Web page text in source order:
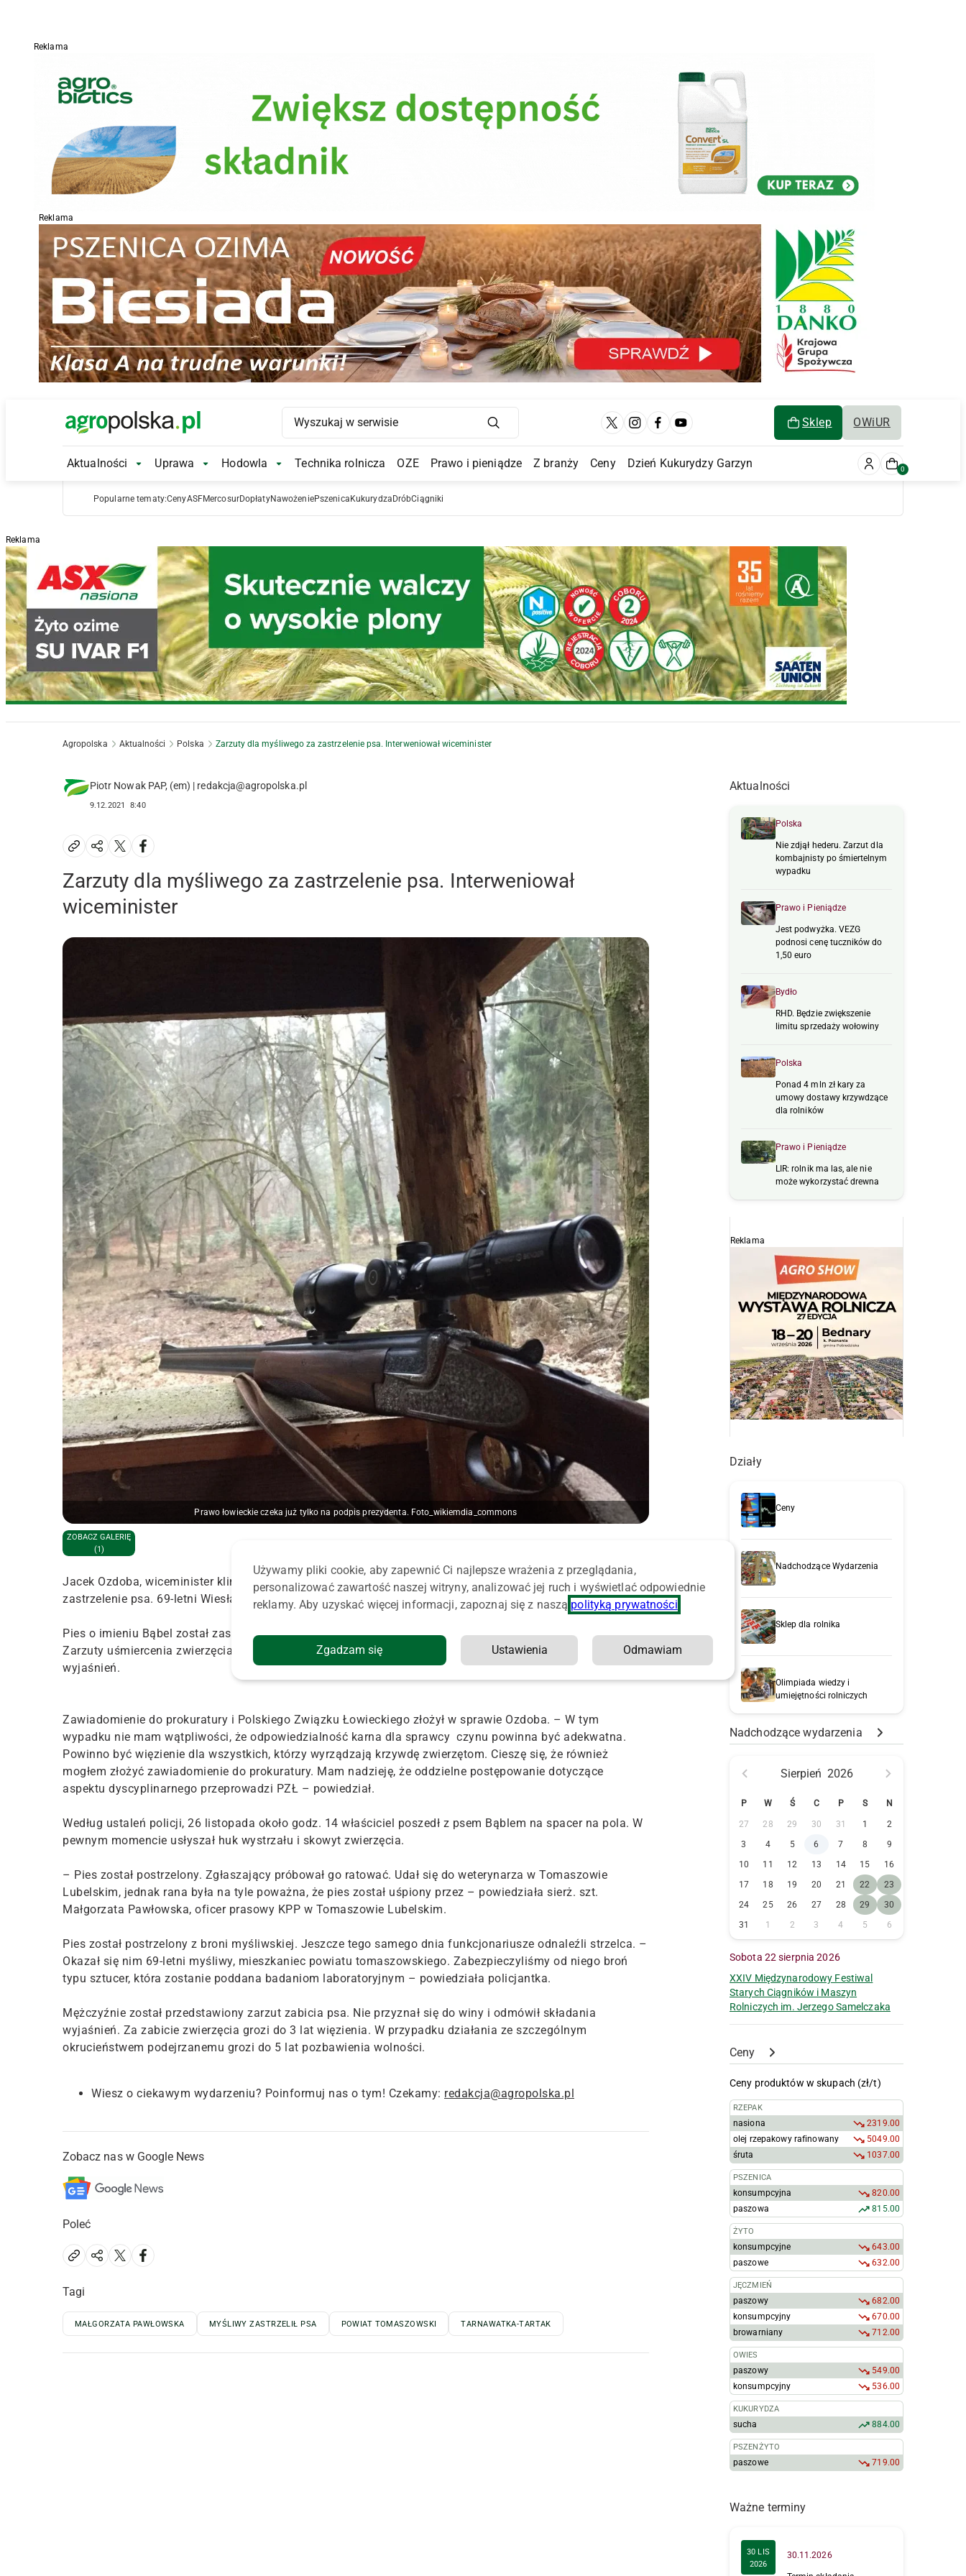
Reklama
Reklama
Main Logo Sklep OWiUR
Main Navigation
Aktualności Aktualności Submenu
Uprawa Uprawa Submenu
Hodowla Hodowla Submenu
Technika rolnicza OZE Prawo i pieniądze Z branży Ceny Dzień Kukurydzy Garzyn 0
Popularne tematy:CenyASFMercosurDopłatyNawożeniePszenica Kukurydza DróbCiągniki
Reklama
Agropolska Aktualności Polska Zarzuty dla myśliwego za zastrzelenie psa. Interweniował wiceminister
Piotr Nowak PAP, (em) | redakcja@agropolska.pl
9.12.2021 8:40
Zarzuty dla myśliwego za zastrzelenie psa. Interweniował
wiceminister
Prawo łowieckie czeka już tylko na podpis prezydenta. Foto_wikiemdia_commons
ZOBACZ GALERIĘ
(1)
Jacek Ozdoba, wiceminister klimatu i środowiska zainterweniował w sprawie myśliwego podejrzanego o
zastrzelenie psa. 69-letni Wiesław Ś. usłyszał zarzuty.
Pies o imieniu Bąbel został zastrzelony 26 listopada w pobliżu wsi Tarnawatka-Tartak (woj. lubelskie).
Zarzuty uśmiercenia zwierzęcia usłyszał myśliwy Wiesław Ś. Nie przyznał się do winy i odmówił składania
wyjaśnień.
Zawiadomienie do prokuratury i Polskiego Związku Łowieckiego złożył w sprawie Ozdoba. – W tym
wypadku nie mam wątpliwości, że odpowiedzialność karna dla sprawcy czynu powinna być adekwatna.
Powinno być więzienie dla wszystkich, którzy wyrządzają krzywdę zwierzętom. Cieszę się, że również
mogłem złożyć zawiadomienie do prokuratury. Mam nadzieję, że oddzielne postępowanie dotyczące
aspektu dyscyplinarnego przeprowadzi PZŁ – powiedział.
Według ustaleń policji, 26 listopada około godz. 14 właściciel poszedł z psem Bąblem na spacer na pola. W
pewnym momencie usłyszał huk wystrzału i skowyt zwierzęcia.
– Pies został postrzelony. Zgłaszający próbował go ratować. Udał się do weterynarza w Tomaszowie
Lubelskim, jednak rana była na tyle poważna, że pies został uśpiony przez – powiedziała sierż. szt.
Małgorzata Pawłowska, oficer prasowy KPP w Tomaszowie Lubelskim.
Pies został postrzelony z broni myśliwskiej. Jeszcze tego samego dnia funkcjonariusze odnaleźli strzelca. –
Okazał się nim 69-letni myśliwy, mieszkaniec powiatu tomaszowskiego. Zabezpieczyliśmy od niego broń
typu sztucer, która zostanie poddana badaniom laboratoryjnym – powiedziała policjantka.
Mężczyźnie został przedstawiony zarzut zabicia psa. Nie przyznał się do winy i odmówił składania
wyjaśnień. Za zabicie zwierzęcia grozi do 3 lat więzienia. W przypadku działania ze szczególnym
okrucieństwem podejrzanemu grozi do 5 lat pozbawienia wolności.
Wiesz o ciekawym wydarzeniu? Poinformuj nas o tym! Czekamy: redakcja@agropolska.pl
Zobacz nas w Google News
Poleć
Tagi
MAŁGORZATA PAWŁOWSKA MYŚLIWY ZASTRZELIŁ PSA POWIAT TOMASZOWSKI TARNAWATKA-TARTAK
Aktualności
Polska
Nie zdjął hederu. Zarzut dla
kombajnisty po śmiertelnym
wypadku
Prawo i Pieniądze
Jest podwyżka. VEZG
podnosi cenę tuczników do
1,50 euro
Bydło
RHD. Będzie zwiększenie
limitu sprzedaży wołowiny
Polska
Ponad 4 mln zł kary za
umowy dostawy krzywdzące
dla rolników
Prawo i Pieniądze
LIR: rolnik ma las, ale nie
może wykorzystać drewna
Reklama
Działy
Ceny
Nadchodzące Wydarzenia
Sklep dla rolnika
Olimpiada wiedzy i
umiejętności rolniczych
Nadchodzące wydarzenia
Sierpień 2026
P W Ś C P S N
27 28 29 30 31 1
2
3
4 5 6 7 8
9
10
11 12 13 14 15
16
17
18 19 20 21 22
23
24
25 26 27 28 29
30
31
1 2 3 4 5 6
Sobota 22 sierpnia 2026
XXIV Międzynarodowy Festiwal
Starych Ciągników i Maszyn
Rolniczych im. Jerzego Samelczaka
Ceny
Ceny produktów w skupach (zł/t)
RZEPAK
nasiona
2319.00
olej rzepakowy rafinowany
5049.00
śruta
1037.00
PSZENICA
konsumpcyjna
820.00
paszowa
815.00
ŻYTO
konsumpcyjne
643.00
paszowe
632.00
JĘCZMIEŃ
paszowy
682.00
konsumpcyjny
670.00
browarniany
712.00
OWIES
paszowy
549.00
konsumpcyjny
536.00
KUKURYDZA
sucha 884.00
PSZENŻYTO
paszowe 719.00
Ważne terminy
30 LIS
2026
30.11.2026
Używamy pliki cookie, aby zapewnić Ci najlepsze wrażenia z przeglądania,
personalizować zawartość naszej witryny, analizować jej ruch i wyświetlać odpowiednie
reklamy. Aby uzyskać więcej informacji, zapoznaj się z naszą polityką prywatności
Zgadzam się Ustawienia Odmawiam